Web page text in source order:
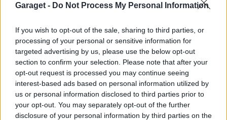
Garaget - Do Not Process My Personal Information
If you wish to opt-out of the sale, sharing to third parties, or
processing of your personal or sensitive information for
targeted advertising by us, please use the below opt-out
section to confirm your selection. Please note that after your
opt-out request is processed you may continue seeing
interest-based ads based on personal information utilized by
us or personal information disclosed to third parties prior to
your opt-out. You may separately opt-out of the further
disclosure of your personal information by third parties on the
Manta b som ska räddas (kaross eller
Senaste inlägget avTyfors torsdag 23:25 iProjekt
Huggern goes big block with 427 ZL-1! 551 svar
Senaste inlägget avhugger69 torsdag 23:01iProjekt
Camaro som bruksbil?! 57 svar
Senaste inlägget avEv_volvo142 torsdag 22:10iProjekt
Volkswagen split bus t1 1962 2559 svar